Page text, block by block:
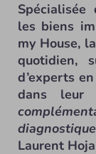
les biens
my House,
quotidien,
d’experts
dans leur
Laurent